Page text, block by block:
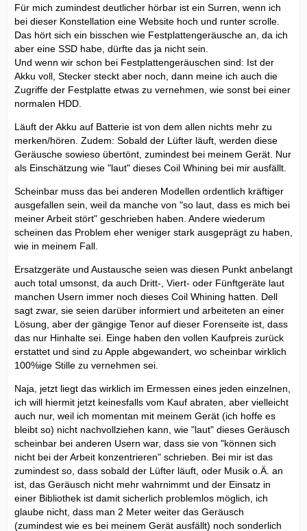
Für mich zumindest deutlicher hörbar ist ein Surren, wenn ich
bei dieser Konstellation eine Website hoch und runter scrolle.
Das hört sich ein bisschen wie Festplattengeräusche an, da ich
aber eine SSD habe, dürfte das ja nicht sein.
Und wenn wir schon bei Festplattengeräuschen sind: Ist der
Akku voll, Stecker steckt aber noch, dann meine ich auch die
Zugriffe der Festplatte etwas zu vernehmen, wie sonst bei einer
normalen HDD.
Läuft der Akku auf Batterie ist von dem allen nichts mehr zu
merken/hören. Zudem: Sobald der Lüfter läuft, werden diese
Geräusche sowieso übertönt, zumindest bei meinem Gerät. Nur
als Einschätzung wie "laut" dieses Coil Whining bei mir ausfällt.
Scheinbar muss das bei anderen Modellen ordentlich kräftiger
ausgefallen sein, weil da manche von "so laut, dass es mich bei
meiner Arbeit stört" geschrieben haben. Andere wiederum
scheinen das Problem eher weniger stark ausgeprägt zu haben,
wie in meinem Fall.
Ersatzgeräte und Austausche seien was diesen Punkt anbelangt
auch total umsonst, da auch Dritt-, Viert- oder Fünftgeräte laut
manchen Usern immer noch dieses Coil Whining hatten. Dell
sagt zwar, sie seien darüber informiert und arbeiteten an einer
Lösung, aber der gängige Tenor auf dieser Forenseite ist, dass
das nur Hinhalte sei. Einge haben den vollen Kaufpreis zurück
erstattet und sind zu Apple abgewandert, wo scheinbar wirklich
100%ige Stille zu vernehmen sei.
Naja, jetzt liegt das wirklich im Ermessen eines jeden einzelnen,
ich will hiermit jetzt keinesfalls vom Kauf abraten, aber vielleicht
auch nur, weil ich momentan mit meinem Gerät (ich hoffe es
bleibt so) nicht nachvollziehen kann, wie "laut" dieses Geräusch
scheinbar bei anderen Usern war, dass sie von "können sich
nicht bei der Arbeit konzentrieren" schrieben. Bei mir ist das
zumindest so, dass sobald der Lüfter läuft, oder Musik o.Ä. an
ist, das Geräusch nicht mehr wahrnimmt und der Einsatz in
einer Bibliothek ist damit sicherlich problemlos möglich, ich
glaube nicht, dass man 2 Meter weiter das Geräusch
(zumindest wie es bei meinem Gerät ausfällt) noch sonderlich